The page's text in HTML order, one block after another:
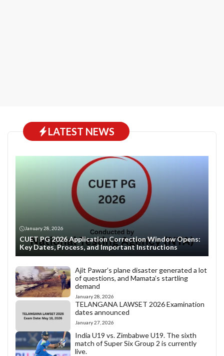
LATEST NEWS
January 28, 2026
CUET PG 2026 Application Correction Window Opens:
Key Dates, Process, and Important Instructions
Ajit Pawar’s plane disaster generated a lot
of questions, and Mamata’s startling
demand
January 28, 2026
TELANGANA LAWSET 2026 Examination
dates announced
January 27, 2026
India U19 vs. Zimbabwe U19. The sixth
match of Super Six Group 2 is currently
live.